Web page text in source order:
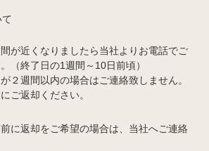
が近くなりましたら当社よりお電話でご
（終了日の1週間～10日前頃）
２週間以内の場合はご連絡致しません。
ご返却ください。
に返却をご希望の場合は、当社へご連絡